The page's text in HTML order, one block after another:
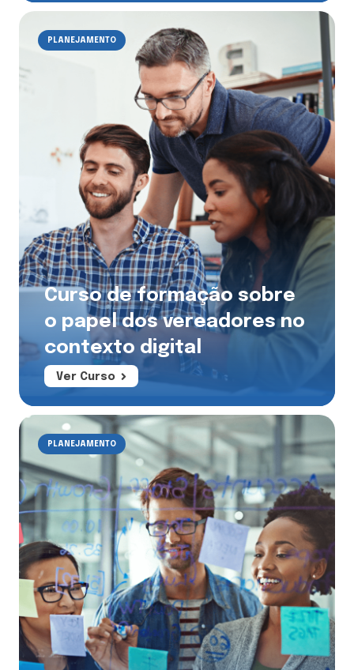
PLANEJAMENTO
Curso de formação sobre
o papel dos vereadores no
contexto digital
Ver Curso
PLANEJAMENTO